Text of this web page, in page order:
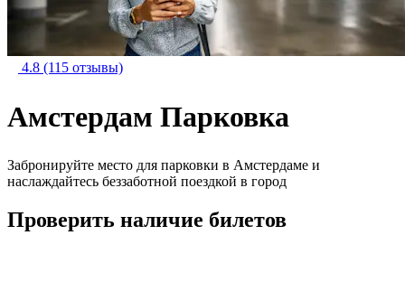
4.8 (115 отзывы)
Амстердам Парковка
Забронируйте место для парковки в Амстердаме и
наслаждайтесь беззаботной поездкой в город
Проверить наличие билетов